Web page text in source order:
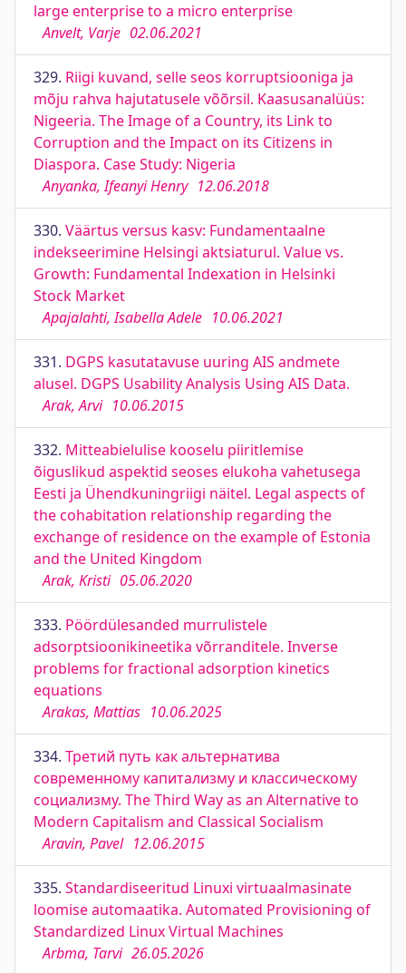
large enterprise to a micro enterprise
Anvelt, Varje 02.06.2021
329. Riigi kuvand, selle seos korruptsiooniga ja
mõju rahva hajutatusele võõrsil. Kaasusanalüüs:
Nigeeria. The Image of a Country, its Link to
Corruption and the Impact on its Citizens in
Diaspora. Case Study: Nigeria
Anyanka, Ifeanyi Henry 12.06.2018
330. Väärtus versus kasv: Fundamentaalne
indekseerimine Helsingi aktsiaturul. Value vs.
Growth: Fundamental Indexation in Helsinki
Stock Market
Apajalahti, Isabella Adele 10.06.2021
331. DGPS kasutatavuse uuring AIS andmete
alusel. DGPS Usability Analysis Using AIS Data.
Arak, Arvi 10.06.2015
332. Mitteabielulise kooselu piiritlemise
õiguslikud aspektid seoses elukoha vahetusega
Eesti ja Ühendkuningriigi näitel. Legal aspects of
the cohabitation relationship regarding the
exchange of residence on the example of Estonia
and the United Kingdom
Arak, Kristi 05.06.2020
333. Pöördülesanded murrulistele
adsorptsioonikineetika võrranditele. Inverse
problems for fractional adsorption kinetics
equations
Arakas, Mattias 10.06.2025
334. Третий путь как альтернатива
современному капитализму и классическому
социализму. The Third Way as an Alternative to
Modern Capitalism and Classical Socialism
Aravin, Pavel 12.06.2015
335. Standardiseeritud Linuxi virtuaalmasinate
loomise automaatika. Automated Provisioning of
Standardized Linux Virtual Machines
Arbma, Tarvi 26.05.2026